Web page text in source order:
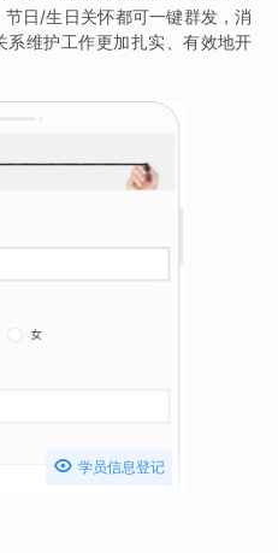
日/生日关怀都可一键群发，消
系维护工作更加扎实、有效地开
 学员信息登记